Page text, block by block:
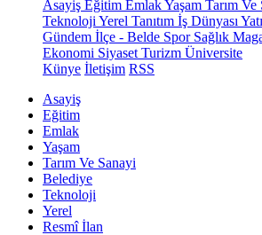
Asayiş Eğitim EmlakYaşam Tarım Ve
Teknoloji Yerel Tanıtım İş Dünyası
Gündem İlçe - Belde SporSağlık
Ekonomi Siyaset Turizm Üniversite
Künye İletişim RSS
Asayiş
Eğitim
Emlak
Yaşam
Tarım Ve Sanayi
Belediye
Teknoloji
Yerel
Resmî İlan